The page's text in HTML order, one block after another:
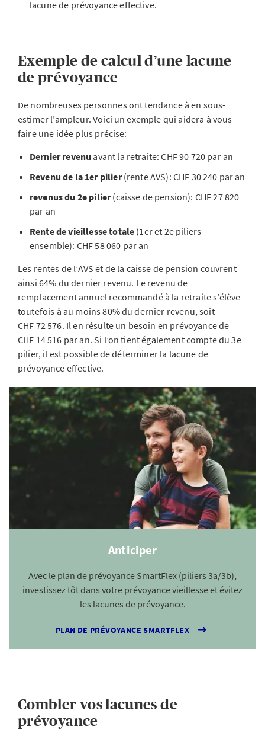
lacune de prévoyance effective.
Exemple de calcul d’une lacune
de prévoyance
De nombreuses personnes ont tendance à en sous-
estimer l’ampleur. Voici un exemple qui aidera à vous
faire une idée plus précise:
Dernier revenu avant la retraite: CHF 90 720 par an
Revenu de la 1er pilier(rente AVS): CHF 30 240 par an
revenus du 2e pilier(caisse de pension): CHF 27 820
par an
Rente de vieillesse totale (1er et 2e piliers
ensemble): CHF 58 060 par an
Les rentes de l’AVS et de la caisse de pension couvrent
ainsi 64% du dernier revenu. Le revenu de
remplacement annuel recommandé à la retraite s’élève
toutefois à au moins 80% du dernier revenu, soit
CHF 72 576. Il en résulte un besoin en prévoyance de
CHF 14 516 par an. Si l’on tient également compte du 3e
pilier, il est possible de déterminer la lacune de
prévoyance effective.
Anticiper
Avec le plan de prévoyance SmartFlex (piliers 3a/3b),
investissez tôt dans votre prévoyance vieillesse et évitez
les lacunes de prévoyance.
PLAN DE PRÉVOYANCE SMARTFLEX
Combler vos lacunes de
prévoyance